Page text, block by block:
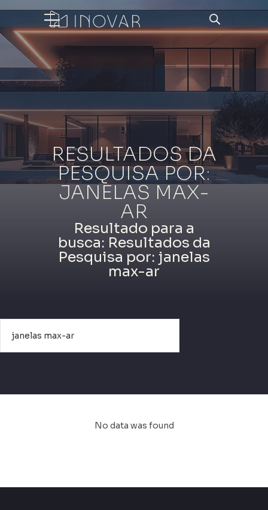
RESULTADOS DA
PESQUISA POR:
JANELAS MAX-
AR
Resultado para a
busca: Resultados da
Pesquisa por: janelas
max-ar
No data was found